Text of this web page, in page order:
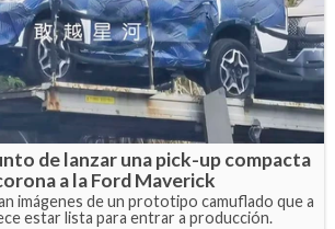
de lanzar una pick-up compacta
a la Ford Maverick
imágenes de un prototipo camuflado que a
estar lista para entrar a producción.